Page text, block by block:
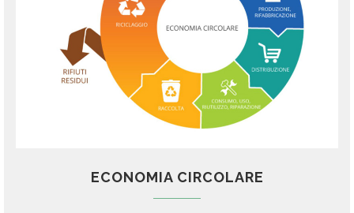
ECONOMIA CIRCOLARE